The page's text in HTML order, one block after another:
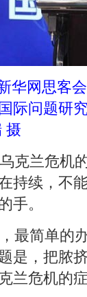
网思客会
际问题研
摄
克兰危机
持续，不
手。
最简单的
是，把脓
兰危机的症